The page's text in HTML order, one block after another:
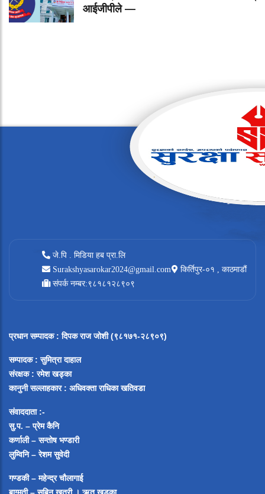
आईजीपीले —
जे.पि . मिडिया हब प्रा.लि
Surakshyasarokar2024@gmail.com
किर्तिपुर-०१ , काठमाडौं
संपर्क नम्बर:९८१८१२८९०९
प्रधान सम्पादक: दिपक राज जोशी (९८१७१-२८९०९)
सम्पादक : सुमित्रा दाहाल
संरक्षक : रमेश खड्का
कानुनी सल्लाहकार : अधिवक्ता राधिका खतिवडा
संवाददाता :-
सु.प. – प्रेम कैनि
कर्णाली – सन्तोष भण्डारी
लुम्विनि – रेशम सुवेदी
गण्डकी – महेन्द्र चौलागाई